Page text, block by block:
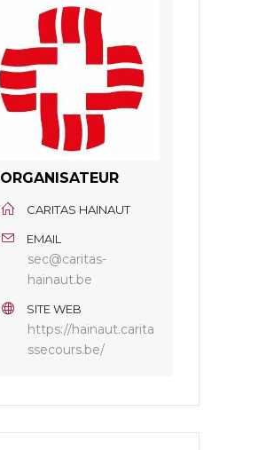
ORGANISATEUR
CARITAS HAINAUT
EMAIL
sec@caritas-
hainaut.be
SITE WEB
https://hainaut.carita
ssecours.be/